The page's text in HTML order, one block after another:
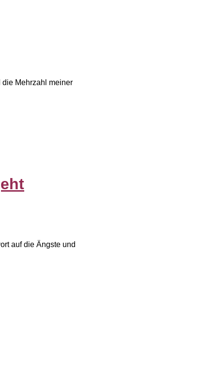
die Mehrzahl meiner
auf die Ängste und